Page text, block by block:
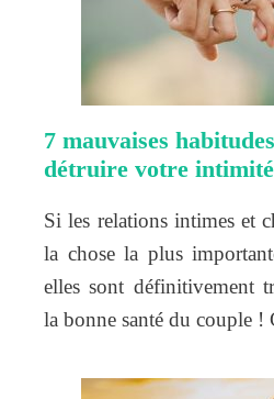
7 mauvaises
détruire votre intimité
Si les relations intimes et
la chose la plus
elles sont définitivement
la bonne santé du couple !